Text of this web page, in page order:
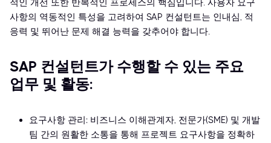
적인 개선 또한 반복적인 프로세스의 핵심입니다. 사용자 요구
사항의 역동적인 특성을 고려하여 SAP 컨설턴트는 인내심, 적
응력 및 뛰어난 문제 해결 능력을 갖추어야 합니다.
SAP 컨설턴트가 수행할 수 있는 주요
업무 및 활동:
요구사항 관리: 비즈니스 이해관계자, 전문가(SME) 및 개발
팀 간의 원활한 소통을 통해 프로젝트 요구사항을 정확하